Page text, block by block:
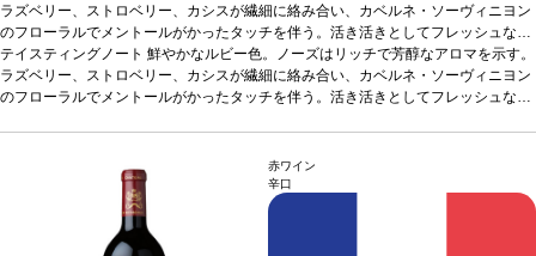
ラズベリー、ストロベリー、カシスが繊細に絡み合い、カベルネ・ソーヴィニヨン
のフローラルでメントールがかったタッチを伴う。活き活きとしてフレッシュな味
わいを持ち、アタックはソフトで、たっぷりとしたメルローに運ばれる。ミッドパ
レットの広がりは、優れたカベルネ・フランによって肉付けされ、甘美なカベル
ネ・ソーヴィニヨンが調和して続き、堂々とした個性を与えている。完璧に統合さ
テイスティングノート 鮮やかなルビー色。ノーズはリッチで芳醇なアロマを示す。
ラズベリー、ストロベリー、カシスが繊細に絡み合い、カベルネ・ソーヴィニヨン
のフローラルでメントールがかったタッチを伴う。活き活きとしてフレッシュな味
ネ・ソーヴィニヨンが調和して続き、堂々とした個性を与えている。完璧に統合さ
れたタンニンに、石墨のテクスチャーが口の中を撫でる。後味は驚くほど風味豊か
葡萄品種37% メルロー、32% カベルネ・フラン、31% カベルネ・ソー
赤ワイン
辛口